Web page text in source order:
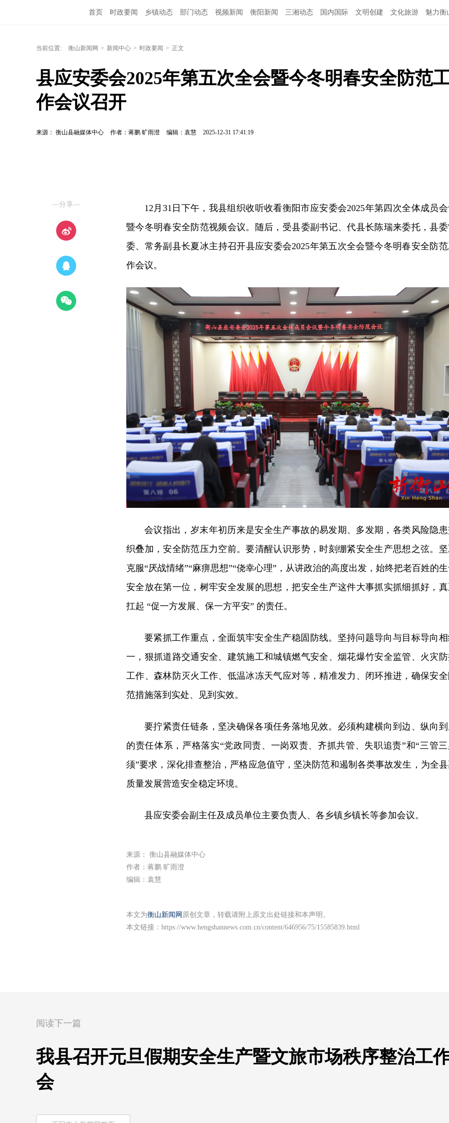
首页 时政要闻 乡镇动态 部门动态 视频新闻 衡阳新闻 三湘动态 国内国际 文明创建 文化旅游 魅力衡
当前位置: 衡山新闻网 > 新闻中心 > 时政要闻 > 正文
县应安委会2025年第五次全会暨今冬明春安全防范
作会议召开
来源： 衡山县融媒体中心 作者：蒋鹏 旷雨澄 编辑：袁慧 2025-12-31 17:41:19
—分享—
12月31日下午，我县组织收听收看衡阳市应安委会2025年第四次全体成员
暨今冬明春安全防范视频会议。随后，受县委副书记、代县长陈瑞来委托，县
委、常务副县长夏冰主持召开县应安委会2025年第五次全会暨今冬明春安全防
作会议。
会议指出，岁末年初历来是安全生产事故的易发期、多发期，各类风险隐
织叠加，安全防范压力空前。要清醒认识形势，时刻绷紧安全生产思想之弦。
克服“厌战情绪”“麻痹思想”“侥幸心理”，从讲政治的高度出发，始终把老百姓的
安全放在第一位，树牢安全发展的思想，把安全生产这件大事抓实抓细抓好，
扛起 “促一方发展、保一方平安” 的责任。
要紧抓工作重点，全面筑牢安全生产稳固防线。坚持问题导向与目标导向
一，狠抓道路交通安全、建筑施工和城镇燃气安全、烟花爆竹安全监管、火灾
工作、森林防灭火工作、低温冰冻天气应对等，精准发力、闭环推进，确保安
范措施落到实处、见到实效。
要拧紧责任链条，坚决确保各项任务落地见效。必须构建横向到边、纵向
的责任体系，严格落实“党政同责、一岗双责、齐抓共管、失职追责”和“三管
须”要求，深化排查整治，严格应急值守，坚决防范和遏制各类事故发生，为全
质量发展营造安全稳定环境。
县应安委会副主任及成员单位主要负责人、各乡镇乡镇长等参加会议。
来源： 衡山县融媒体中心
作者：蒋鹏 旷雨澄
编辑：袁慧
本文为衡山新闻网 原创文章，转载请附上原文出处链接和本声明。
本文链接： https://www.hengshannews.com.cn/content/646956/75/15585839.html
阅读下一篇
我县召开元旦假期安全生产暨文旅市场秩序整治工
会